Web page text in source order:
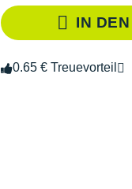
IN
0.65 € Treuevorteil